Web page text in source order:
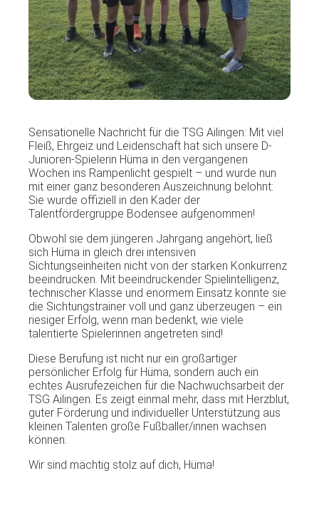
Sensationelle Nachricht für die TSG Ailingen: Mit viel
Fleiß, Ehrgeiz und Leidenschaft hat sich unsere D-
Junioren-Spielerin Hüma in den vergangenen
Wochen ins Rampenlicht gespielt – und wurde nun
mit einer ganz besonderen Auszeichnung belohnt:
Sie wurde offiziell in den Kader der
Talentfördergruppe Bodensee aufgenommen!
Obwohl sie dem jüngeren Jahrgang angehört, ließ
sich Hüma in gleich drei intensiven
Sichtungseinheiten nicht von der starken Konkurrenz
beeindrucken. Mit beeindruckender Spielintelligenz,
technischer Klasse und enormem Einsatz konnte sie
die Sichtungstrainer voll und ganz überzeugen – ein
riesiger Erfolg, wenn man bedenkt, wie viele
talentierte Spielerinnen angetreten sind!
Diese Berufung ist nicht nur ein großartiger
persönlicher Erfolg für Hüma, sondern auch ein
echtes Ausrufezeichen für die Nachwuchsarbeit der
TSG Ailingen. Es zeigt einmal mehr, dass mit Herzblut,
guter Förderung und individueller Unterstützung aus
kleinen Talenten große Fußballer/innen wachsen
können.
Wir sind mächtig stolz auf dich, Hüma!